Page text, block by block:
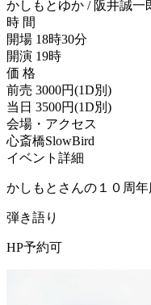
かしもとゆか / 阪井誠一
時 間
開場 18時30分
開演 19時
価 格
前売 3000円(1D別)
当日 3500円(1D別)
会場・アクセス
心斎橋SlowBird
イベント詳細
かしもとさんの１０周年
弾き語り
HP予約可